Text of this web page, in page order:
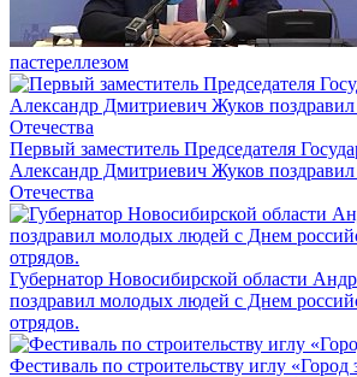
пастереллезом
Первый заместитель Председателя
Александр Дмитриевич Жуков
Отечества
Губернатор Новосибирской области
поздравил молодых людей с Днем
отрядов.
Фестиваль по строительству иглу